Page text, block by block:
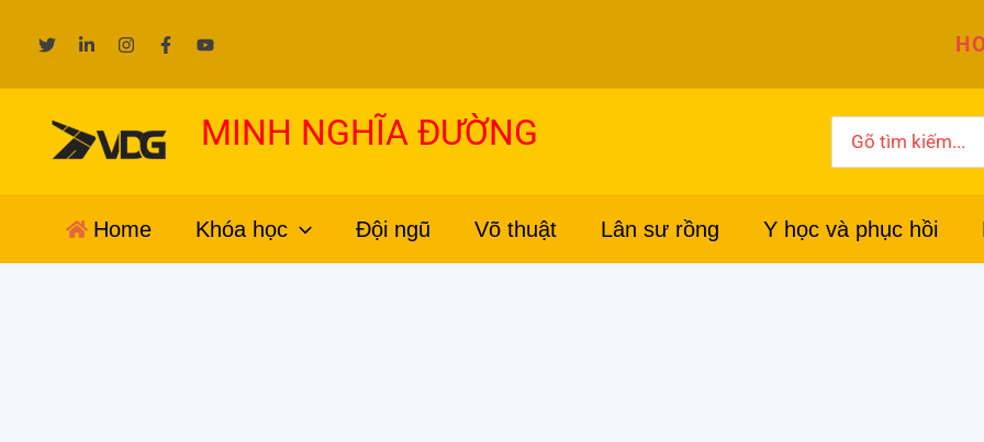
dung
MINH NGHĨA ĐƯỜNG
for:
Home Khóa học Đội ngũ Võ thuật Lân sư rồng Y học và phục hồi